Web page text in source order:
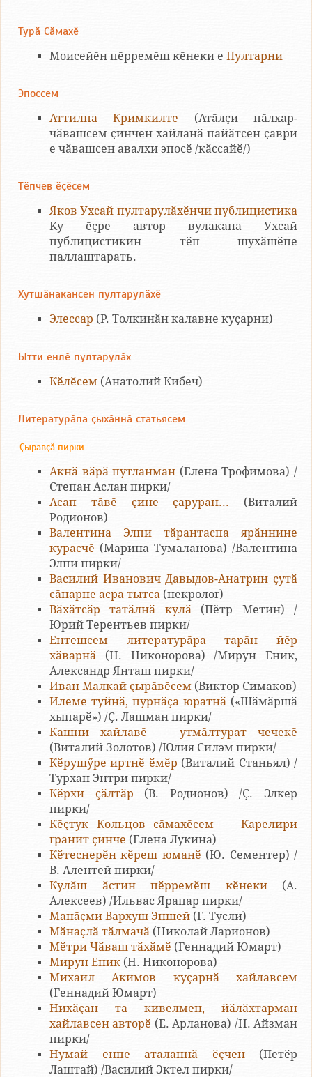
Турӑ Сӑмахӗ
Моисейӗн пӗрремӗш кӗнеки е Пултарни
Эпоссем
Аттилпа Кримкилте (Атӑлҫи пӑлхар-
чӑвашсем ҫинчен хайланӑ пайӑтсен ҫаври
е чӑвашсен авалхи эпосӗ /кӑссайӗ/)
Tӗпчев ӗҫӗсем
Яков Ухсай пултарулӑхӗнчи публицистика
Ky ӗҫре автор вулакана Ухсай
публицистикин тӗп шухӑшӗпе
паллаштарать.
Хутшӑнакансен пултарулӑхӗ
Элессар (Р. Толкинӑн калавне куҫарни)
Ытти енлӗ пултарулӑх
Кӗлӗсем (Анатолий Кибеч)
Литературӑпа ҫыхӑннӑ статьясем
Ҫыравҫӑ пирки
Акнӑ вӑрӑ путланман (Елена Трофимова) /
Степан Аслан пирки/
Асап тӑвӗ ҫине ҫаруран... (Виталий
Родионов)
Валентина Элпи тӑрантаспа ярӑннине
курасчӗ (Марина Тумаланова) /Валентина
Элпи пирки/
Василий Иванович Давыдов-Анатрин ҫутӑ
сӑнарне асра тытса (некролог)
Вӑхӑтсӑр татӑлнӑ кулӑ(Пётр Метин) /
Юрий Терентьев пирки/
Ентешсем литературӑра тарӑн йӗр
хӑварнӑ (Н. Никонорова) /Мирун Еник,
Александр Янташ пирки/
Иван Малкай ҫырӑвӗсем (Виктор Симаков)
Илеме туйнӑ, пурнӑҫа юратнӑ («Шӑмӑршӑ
хыпарӗ») /Ҫ. Лашман пирки/
Кашни хайлавӗ — утмӑлтурат чечекӗ
(Виталий Золотов) /Юлия Силэм пирки/
Кӗрушӳре иртнӗ ӗмӗр (Виталий Станьял) /
Турхан Энтри пирки/
Кӗрхи ҫӑлтӑр (В. Родионов) /Ҫ. Элкер
пирки/
Кӗҫтук Кольцов сӑмахӗсем — Карелири
гранит ҫинче (Елена Лукина)
Кӗтеснерӗн кӗреш юманӗ (Ю. Сементер) /
В. Алентей пирки/
Кулӑш ӑстин пӗрремӗш кӗнеки(А.
Алексеев) /Ильвас Ярапар пирки/
Манӑҫми Вархуш Эншей (Г. Тусли)
Мӑнаҫлӑ тӑлмачӑ (Николай Ларионов)
Мӗтри Чӑваш тӑхӑмӗ (Геннадий Юмарт)
Мирун Еник (Н. Никонорова)
Михаил Акимов куҫарнӑ хайлавсем
(Геннадий Юмарт)
Нихӑҫан та кивелмен, йӑлӑхтарман
хайлавсен авторӗ (Е. Арланова) /Н. Айзман
пирки/
Нумай енпе аталаннӑ ӗҫчен(Петӗр
Лаштай) /Василий Эктел пирки/